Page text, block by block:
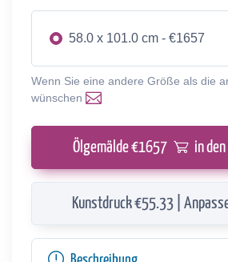
58.0 x 101.0 cm - €1657
Wenn Sie eine andere Größe als die
wünschen
Ölgemälde €1657 in
Kunstdruck €55.33 |